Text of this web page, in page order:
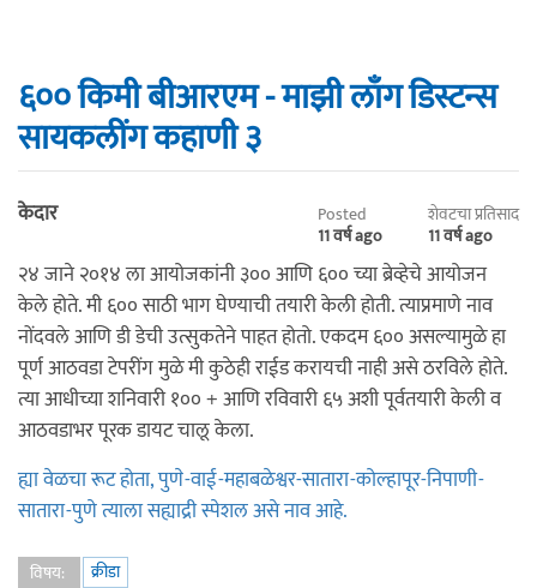
६०० किमी बीआरएम - माझी लाँग डिस्टन्स
सायकलींग कहाणी ३
केदार Posted
11 वर्ष ago
शेवटचा प्रतिसाद
11 वर्ष ago
२४ जाने २०१४ ला आयोजकांनी ३०० आणि ६०० च्या ब्रेव्हेचे आयोजन
केले होते. मी ६०० साठी भाग घेण्याची तयारी केली होती. त्याप्रमाणे नाव
नोंदवले आणि डी डेची उत्सुकतेने पाहत होतो. एकदम ६०० असल्यामुळे हा
पूर्ण आठवडा टेपरींग मुळे मी कुठेही राईड करायची नाही असे ठरविले होते.
त्या आधीच्या शनिवारी १०० + आणि रविवारी ६५ अशी पूर्वतयारी केली व
आठवडाभर पूरक डायट चालू केला.
ह्या वेळचा रूट होता, पुणे-वाई-महाबळेश्वर-सातारा-कोल्हापूर-निपाणी-
सातारा-पुणे त्याला सह्याद्री स्पेशल असे नाव आहे.
विषय:
क्रीडा